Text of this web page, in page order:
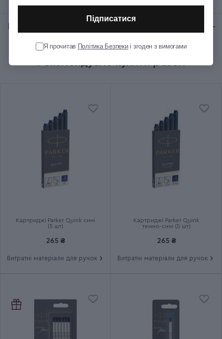
Колір корпуса Металевий
Колір оздоблення Сріблястий
Термін гарантії
Відгуки:
Рекомендуємо купити разом
Картриджі Parker Quink сині
(5 шт)
265 ₴
Витратні матеріали для ручок
Картриджі Parker Quink
темно-сині (5 шт)
265 ₴
Витратні матеріали для ручок
Підписатися
Я прочитав Політика Безпекиі згоден з вимогами